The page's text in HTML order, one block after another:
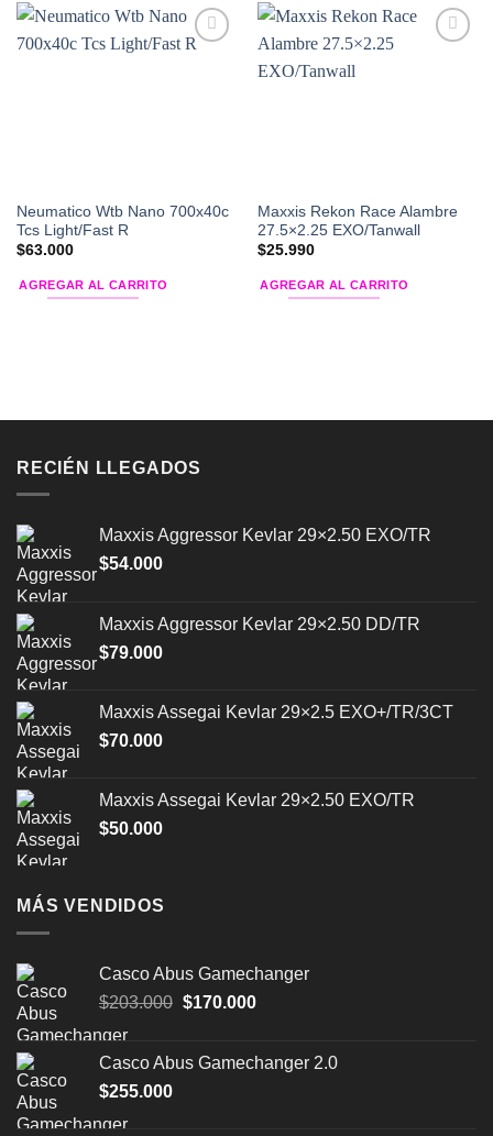
Neumatico Wtb Nano 700x40c
Tcs Light/Fast R
$63.000
AGREGAR AL CARRITO
Maxxis Rekon Race Alambre
27.5×2.25 EXO/Tanwall
$25.990
AGREGAR AL CARRITO
RECIÉN LLEGADOS
Maxxis Aggressor Kevlar 29×2.50 EXO/TR
$54.000
Maxxis Aggressor Kevlar 29×2.50 DD/TR
$79.000
Maxxis Assegai Kevlar 29×2.5 EXO+/TR/3CT
$70.000
Maxxis Assegai Kevlar 29×2.50 EXO/TR
$50.000
MÁS VENDIDOS
Casco Abus Gamechanger
$203.000 El
era:
$170.000El
es:
Casco Abus Gamechanger 2.0
$255.000